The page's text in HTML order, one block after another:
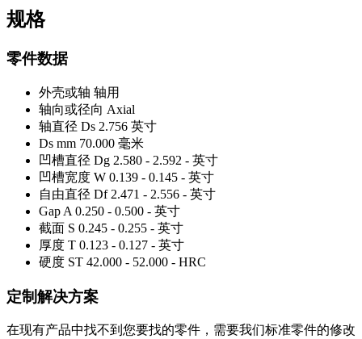
规格
零件数据
外壳或轴 轴用
轴向或径向 Axial
轴直径 Ds 2.756 英寸
Ds mm 70.000 毫米
凹槽直径 Dg 2.580 - 2.592 - 英寸
凹槽宽度 W 0.139 - 0.145 - 英寸
自由直径 Df 2.471 - 2.556 - 英寸
Gap A 0.250 - 0.500 - 英寸
截面 S 0.245 - 0.255 - 英寸
厚度 T 0.123 - 0.127 - 英寸
硬度 ST 42.000 - 52.000 - HRC
定制解决方案
在现有产品中找不到您要找的零件，需要我们标准零件的修改